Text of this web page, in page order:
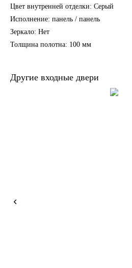
Цвет внутренней отделки: Серый
Исполнение: панель / панель
Зеркало: Нет
Толщина полотна: 100 мм
Другие входные двери